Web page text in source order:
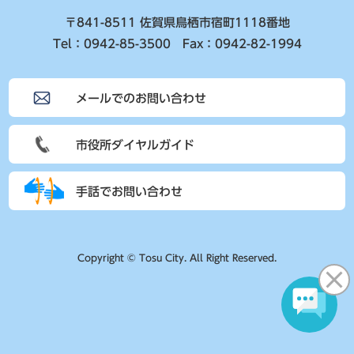
〒841-8511 佐賀県鳥栖市宿町1118番地
Tel：0942-85-3500 Fax：0942-82-1994
メールでのお問い合わせ
市役所ダイヤルガイド
手話でお問い合わせ
Copyright © Tosu City. All Right Reserved.